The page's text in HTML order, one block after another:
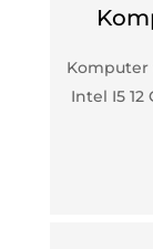
Komputer
Intel I5 12